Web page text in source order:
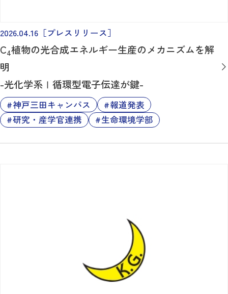
2026.04.16 ［プレスリリース］
C4植物の光合成エネルギー生産のメカニズムを解
明
-光化学系Ⅰ循環型電子伝達が鍵-
神戸三田キャンパス
報道発表
研究・産学官連携
生命環境学部